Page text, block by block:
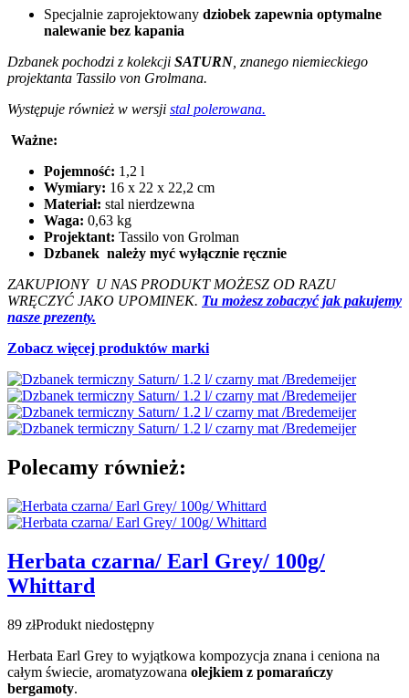
Specjalnie zaprojektowany dziobek zapewnia optymalne
nalewanie bez kapania
Dzbanek pochodzi z kolekcji SATURN, znanego niemieckiego
projektanta Tassilo von Grolmana.
Występuje również w wersji stal polerowana.
Ważne:
Pojemność: 1,2 l
Wymiary: 16 x 22 x 22,2 cm
Materiał: stal nierdzewna
Waga: 0,63 kg
Projektant: Tassilo von Grolman
Dzbanek należy myć wyłącznie ręcznie
ZAKUPIONY U NAS PRODUKT MOŻESZ OD RAZU
WRĘCZYĆ JAKO UPOMINEK. Tu możesz zobaczyć jak pakujemy
nasze prezenty.
Zobacz więcej produktów marki
Polecamy również:
Herbata czarna/ Earl Grey/ 100g/
Whittard
89 złProdukt niedostępny
Herbata Earl Grey to wyjątkowa kompozycja znana i ceniona na
całym świecie, aromatyzowana olejkiem z pomarańczy
bergamoty.